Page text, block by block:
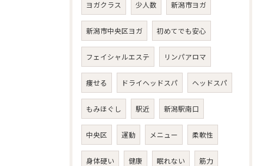
ヨガクラス 少人数 新潟市ヨガ
新潟市中央区ヨガ 初めてでも安心
フェイシャルエステ リンパアロマ
痩せる ドライヘッドスパ ヘッドスパ
もみほぐし 駅近 新潟駅南口
中央区 運動 メニュー 柔軟性
身体硬い 健康 眠れない 筋力